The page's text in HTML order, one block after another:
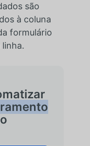
são
à coluna
formulário